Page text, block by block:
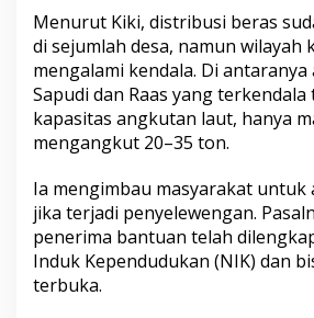
Menurut Kiki, distribusi beras
di sejumlah desa, namun wilayah
mengalami kendala. Di antaranya
Sapudi dan Raas yang
kapasitas angkutan laut, hanya
mengangkut 20–35 ton.
Ia mengimbau masyarakat
jika terjadi penyelewengan.
penerima bantuan telah
Induk Kependudukan (NIK) dan
terbuka.